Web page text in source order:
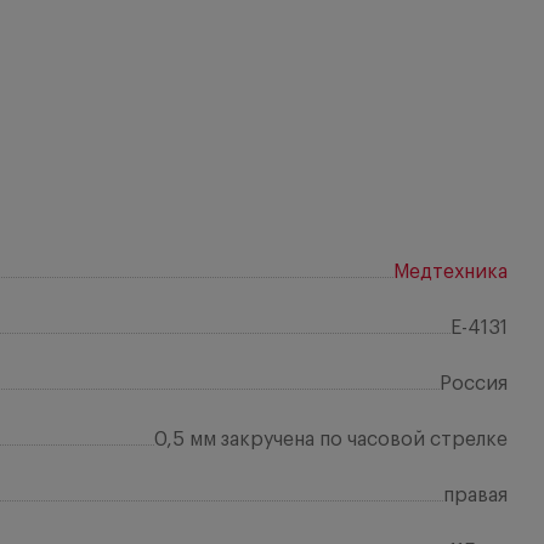
Медтехника
E-4131
Россия
0,5 мм закручена по часовой стрелке
правая